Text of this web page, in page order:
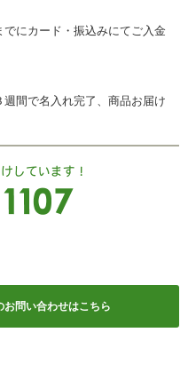
阪市中央区瓦屋町2-13-5
： 06-6763-5415
： 06-6763-0829
でにカード・振込みにてご入金
週間で名入れ完了、商品お届け
お問い合わせはこちら